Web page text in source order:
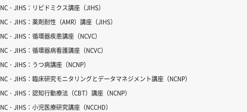
NC・JIHS：リピドミクス講座（JIHS）
NC・JIHS：薬剤耐性（AMR）講座（JIHS）
NC・JIHS：循環器疾患講座（NCVC）
NC・JIHS：循環器病看護講座（NCVC）
NC・JIHS：うつ病講座（NCNP）
NC・JIHS：臨床研究モニタリングとデータマネジメント講座（NCNP）
NC・JIHS：認知行動療法（CBT）講座（NCNP）
NC・JIHS：小児医療研究講座（NCCHD）